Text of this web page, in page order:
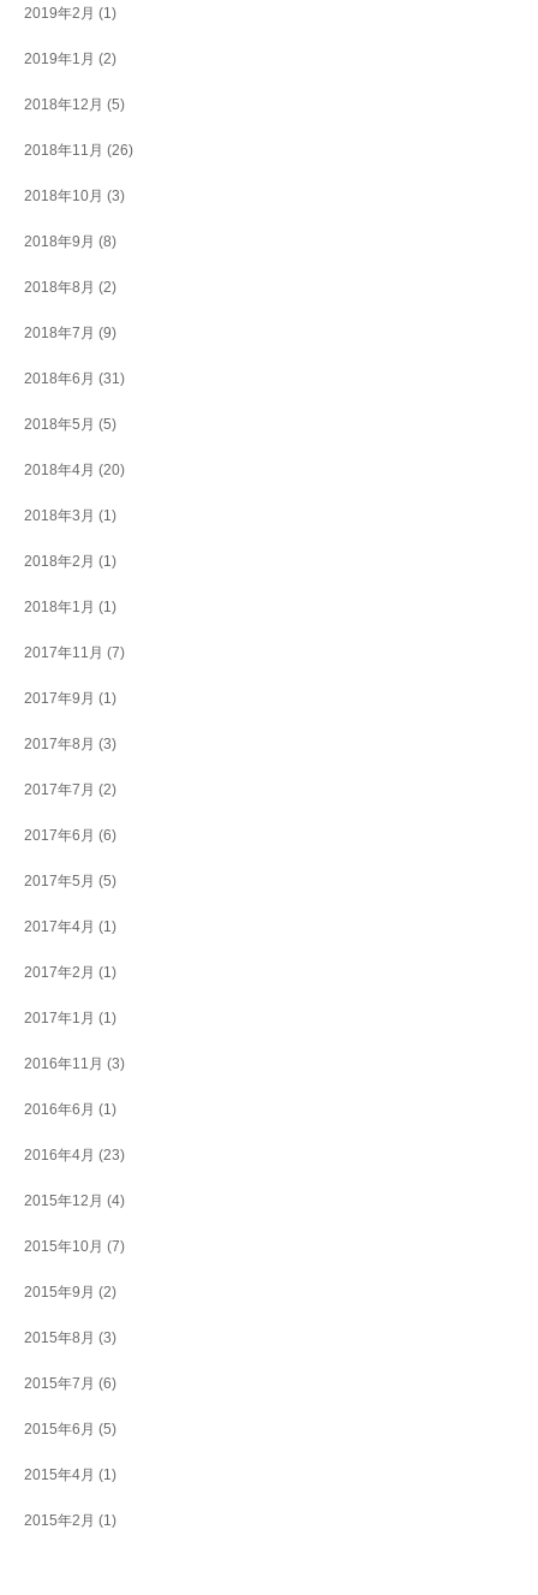
2019年2月 (1)
2019年1月 (2)
2018年12月 (5)
2018年11月 (26)
2018年10月 (3)
2018年9月 (8)
2018年8月 (2)
2018年7月 (9)
2018年6月 (31)
2018年5月 (5)
2018年4月 (20)
2018年3月 (1)
2018年2月 (1)
2018年1月 (1)
2017年11月 (7)
2017年9月 (1)
2017年8月 (3)
2017年7月 (2)
2017年6月 (6)
2017年5月 (5)
2017年4月 (1)
2017年2月 (1)
2017年1月 (1)
2016年11月 (3)
2016年6月 (1)
2016年4月 (23)
2015年12月 (4)
2015年10月 (7)
2015年9月 (2)
2015年8月 (3)
2015年7月 (6)
2015年6月 (5)
2015年4月 (1)
2015年2月 (1)